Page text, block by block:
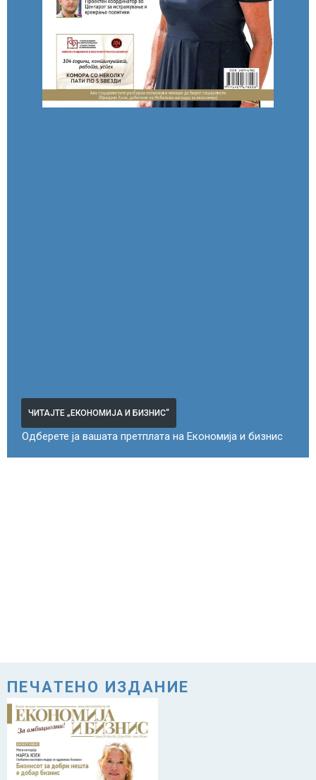
ЧИТАЈТЕ „ЕКОНОМИЈА И БИЗНИС“
Одберете ја вашата претплата на Економија и бизнис
ПЕЧАТЕНО ИЗДАНИЕ